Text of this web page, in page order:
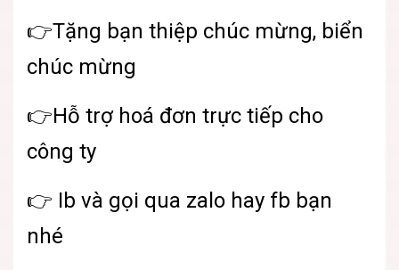
👉Tặng bạn thiệp chúc mừng, biển
chúc mừng
👉Hỗ trợ hoá đơn trực tiếp cho
công ty
👉 Ib và gọi qua zalo hay fb bạn
nhé